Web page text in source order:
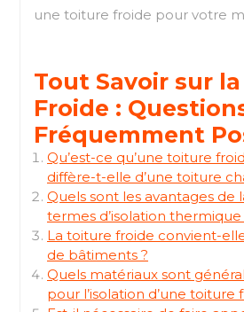
une toiture froide pour votre
Tout Savoir sur
Froide :
Fréquemment
Qu’est-ce qu’une toiture
diffère-t-elle d’une toiture
Quels sont les avantages de
termes d’isolation thermique
La toiture froide convient-
de bâtiments ?
Quels matériaux sont
pour l’isolation d’une toiture